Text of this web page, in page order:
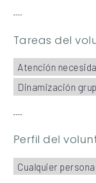
Tareas del
Atención
Dinamización
Perfil del
Cualquier